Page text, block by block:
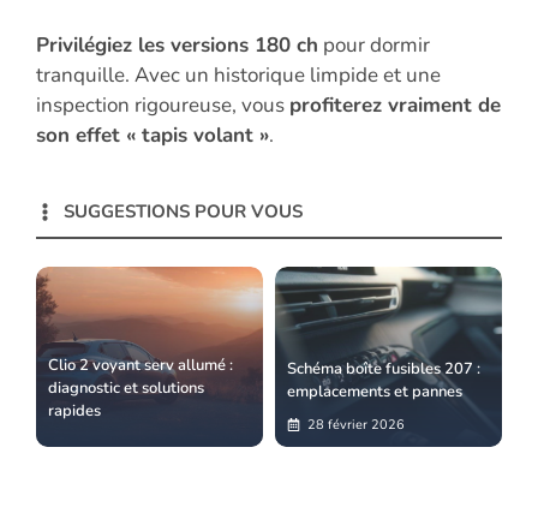
Privilégiez les versions 180 ch pour dormir
tranquille. Avec un historique limpide et une
inspection rigoureuse, vous profiterez vraiment de
son effet « tapis volant ».
SUGGESTIONS POUR VOUS
Clio 2 voyant serv allumé :
diagnostic et solutions
rapides
Schéma boîte fusibles 207 :
emplacements et pannes
28 février 2026